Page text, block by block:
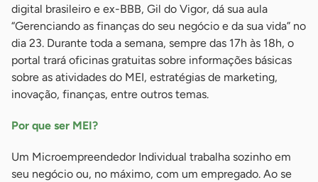
digital brasileiro e ex-BBB, Gil do Vigor, dá sua aula
“Gerenciando as finanças do seu negócio e da sua vida” no
dia 23. Durante toda a semana, sempre das 17h às 18h, o
portal trará oficinas gratuitas sobre informações básicas
sobre as atividades do MEI, estratégias de marketing,
inovação, finanças, entre outros temas.
Por que ser MEI?
Um Microempreendedor Individual trabalha sozinho em
seu negócio ou, no máximo, com um empregado. Ao se